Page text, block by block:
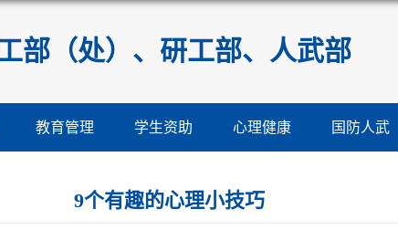
部（处）、研工部、人武部
教育管理 学生资助 心理健康 国防人武
9个有趣的心理小技巧